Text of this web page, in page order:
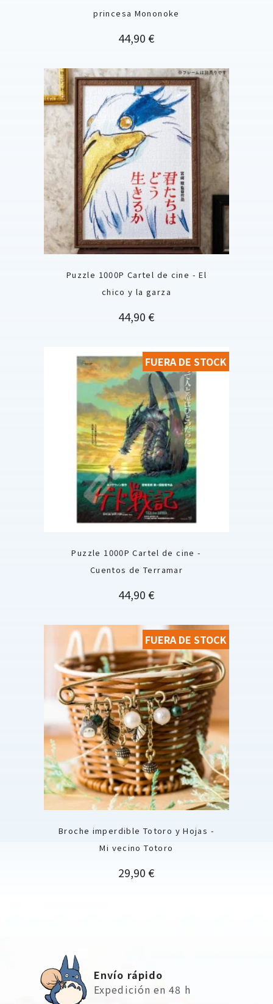
princesa Mononoke
Precio
44,90 €
Puzzle 1000P Cartel de cine - El
chico y la garza
Precio
44,90 €
Puzzle 1000P Cartel de cine -
Cuentos de Terramar
Precio
44,90 €
FUERA DE STOCK
Broche imperdible Totoro y Hojas -
Mi vecino Totoro
Precio
29,90 €
FUERA DE STOCK
Envío rápido
Expedición en 48 h